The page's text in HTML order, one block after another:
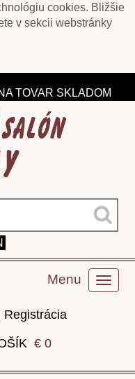
cookies. Bližšie
v sekcii webstránky
MODELY
TOVAR SKLADOM
Menu
Registrácia
€ 0